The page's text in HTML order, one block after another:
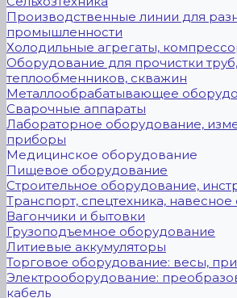
Производственные линии для
промышленности
Холодильные агрегаты,
Оборудование для прочистки
теплообменников, скважин
Металлообрабатывающее
Сварочные аппараты
Лабораторное оборудование,
приборы
Медицинское оборудование
Пищевое оборудование
Строительное оборудование,
Транспорт, спецтехника,
Вагончики и бытовки
Грузоподъемное оборудование
Литиевые аккумуляторы
Торговое оборудование: весы,
Электрооборудование:
кабель